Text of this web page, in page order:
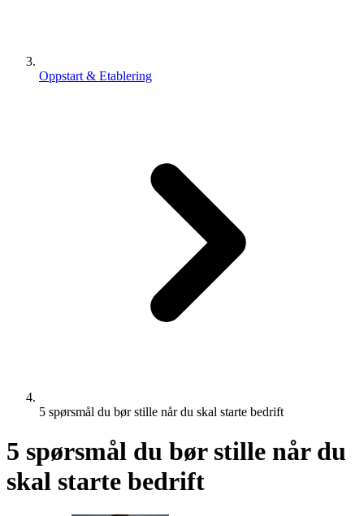
Oppstart & Etablering
5 spørsmål du bør stille når du skal starte bedrift
5 spørsmål du bør stille når du
skal starte bedrift